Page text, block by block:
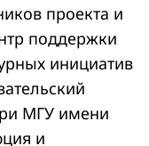
проекта и
поддержки
инициатив
МГУ имени
и